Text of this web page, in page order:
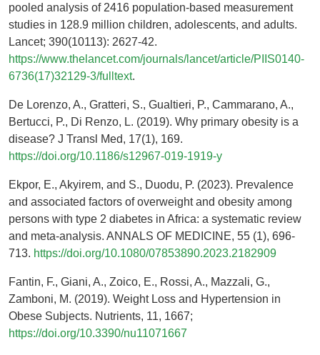
pooled analysis of 2416 population-based measurement
studies in 128.9 million children, adolescents, and adults.
Lancet; 390(10113): 2627-42.
https://www.thelancet.com/journals/lancet/article/PIIS0140-
6736(17)32129-3/fulltext.
De Lorenzo, A., Gratteri, S., Gualtieri, P., Cammarano, A.,
Bertucci, P., Di Renzo, L. (2019). Why primary obesity is a
disease? J Transl Med, 17(1), 169.
https://doi.org/10.1186/s12967-019-1919-y
Ekpor, E., Akyirem, and S., Duodu, P. (2023). Prevalence
and associated factors of overweight and obesity among
persons with type 2 diabetes in Africa: a systematic review
and meta-analysis. ANNALS OF MEDICINE, 55 (1), 696-
713. https://doi.org/10.1080/07853890.2023.2182909
Fantin, F., Giani, A., Zoico, E., Rossi, A., Mazzali, G.,
Zamboni, M. (2019). Weight Loss and Hypertension in
Obese Subjects. Nutrients, 11, 1667;
https://doi.org/10.3390/nu11071667